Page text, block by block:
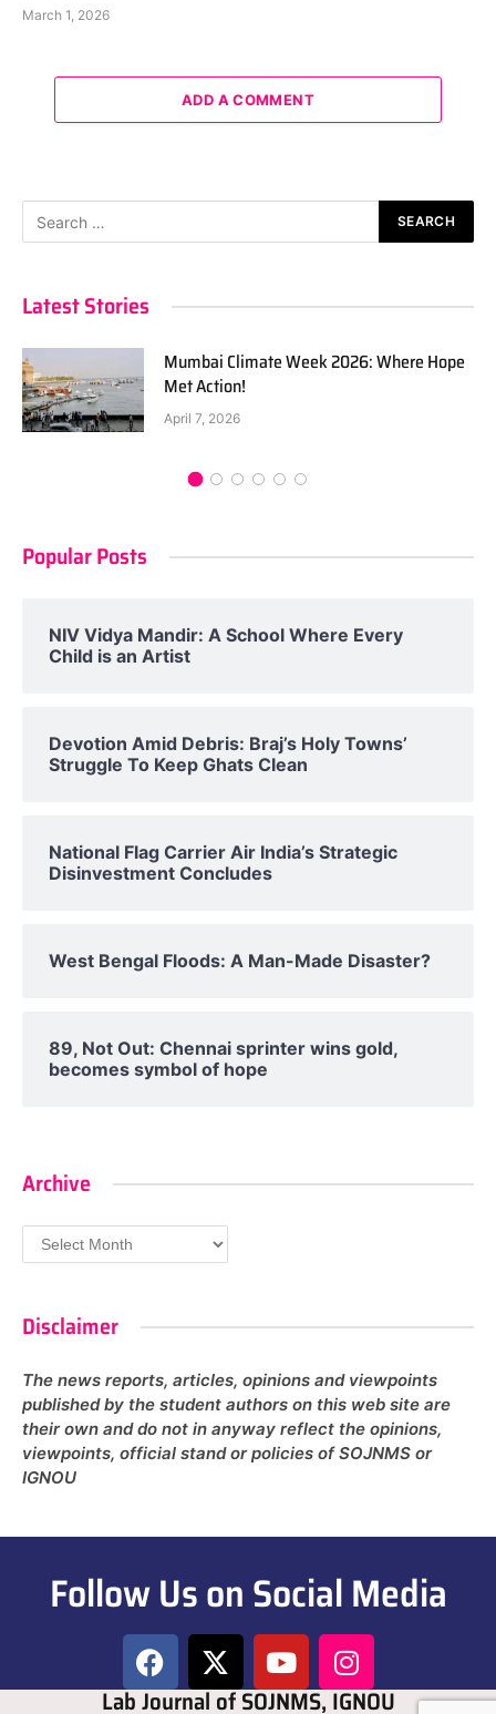
March 1, 2026
ADD A COMMENT
Latest Stories
Mumbai Climate Week 2026: Where Hope
Met Action!
April 7, 2026
Popular Posts
NIV Vidya Mandir: A School Where Every
Child is an Artist
Devotion Amid Debris: Braj’s Holy Towns’
Struggle To Keep Ghats Clean
National Flag Carrier Air India’s Strategic
Disinvestment Concludes
West Bengal Floods: A Man-Made Disaster?
89, Not Out: Chennai sprinter wins gold,
becomes symbol of hope
Archive
Disclaimer
The news reports, articles, opinions and viewpoints
published by the student authors on this web site are
their own and do not in anyway reflect the opinions,
viewpoints, official stand or policies of SOJNMS or
IGNOU
Follow Us on Social Media
Lab Journal of SOJNMS, IGNOU